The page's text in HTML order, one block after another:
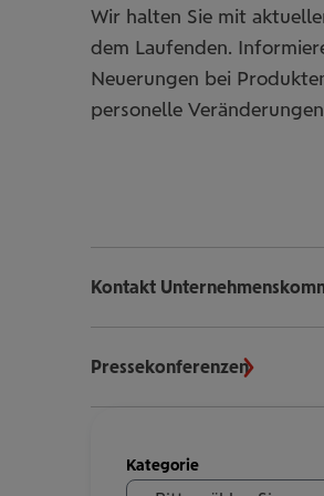
Wir halten Sie mit
dem Laufenden.
Neuerungen bei
personelle
Kontakt
Pressekonferenzen
Meldungen
filtern
Kategorie